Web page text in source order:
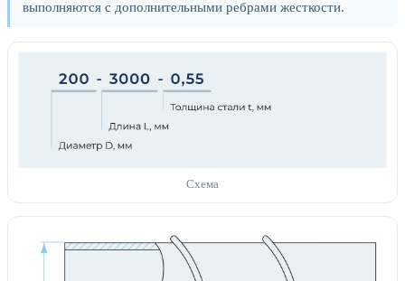
выполняются с дополнительными ребрами жесткости.
Схема